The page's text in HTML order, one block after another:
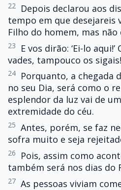
22
Depois declarou aos
tempo em que desejareis
Filho do homem, mas não
23
E vos dirão: ‘Ei-lo aqui!’
vades, tampouco os sigais!
24
Porquanto, a chegada
no seu Dia, será como o
esplendor da luz vai de
extremidade do céu.
25 Antes, porém, se faz
sofra muito e seja
26
Pois, assim como
também será nos dias do
27 As pessoas viviam